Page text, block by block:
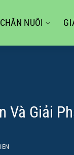
CHĂN NUÔI
Và Giải